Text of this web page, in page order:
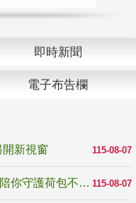
即時新聞
電子布告欄
115-08-07
115-08-07
反詐騙宣導_防詐有道，霹靂布袋戲陪你守護荷包不受騙